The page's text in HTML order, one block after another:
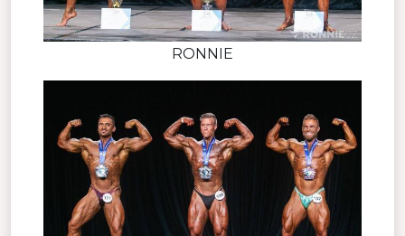
RONNIE